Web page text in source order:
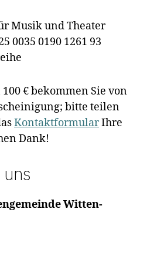
Musik und Theater
0035 0190 1261 93
€ bekommen Sie von
bitte teilen
KontaktformularIhre
Dank!
uns
Witten-